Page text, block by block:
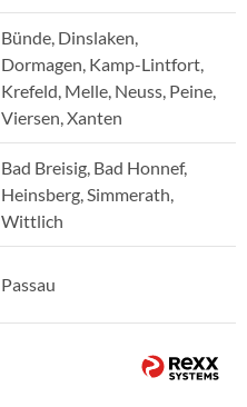
Bünde, Dinslaken,
Dormagen, Kamp-Lintfort,
Krefeld, Melle, Neuss, Peine,
Viersen, Xanten
Bad Breisig, Bad Honnef,
Heinsberg, Simmerath,
Wittlich
Passau